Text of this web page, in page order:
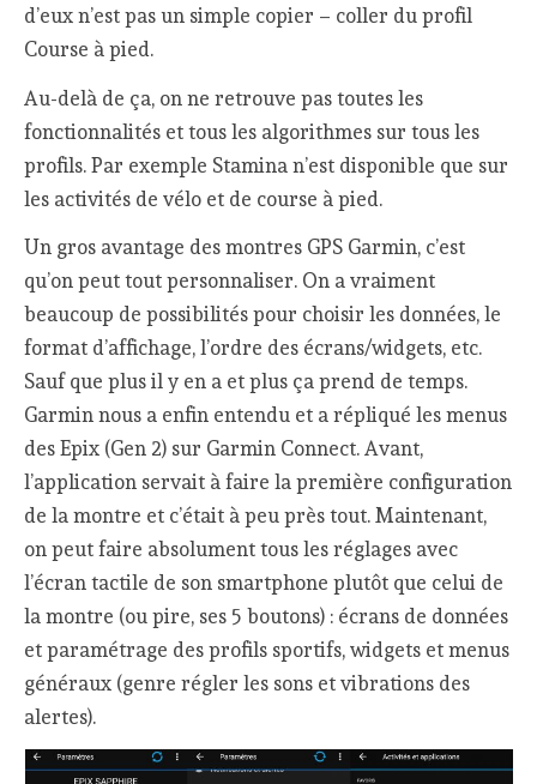
d’eux n’est pas un simple copier – coller du profil
Course à pied.
Au-delà de ça, on ne retrouve pas toutes les
fonctionnalités et tous les algorithmes sur tous les
profils. Par exemple Stamina n’est disponible que sur
les activités de vélo et de course à pied.
Un gros avantage des montres GPS Garmin, c’est
qu’on peut tout personnaliser. On a vraiment
beaucoup de possibilités pour choisir les données, le
format d’affichage, l’ordre des écrans/widgets, etc.
Sauf que plus il y en a et plus ça prend de temps.
Garmin nous a enfin entendu et a répliqué les menus
des Epix (Gen 2) sur Garmin Connect. Avant,
l’application servait à faire la première configuration
de la montre et c’était à peu près tout. Maintenant,
on peut faire absolument tous les réglages avec
l’écran tactile de son smartphone plutôt que celui de
la montre (ou pire, ses 5 boutons) : écrans de données
et paramétrage des profils sportifs, widgets et menus
généraux (genre régler les sons et vibrations des
alertes).